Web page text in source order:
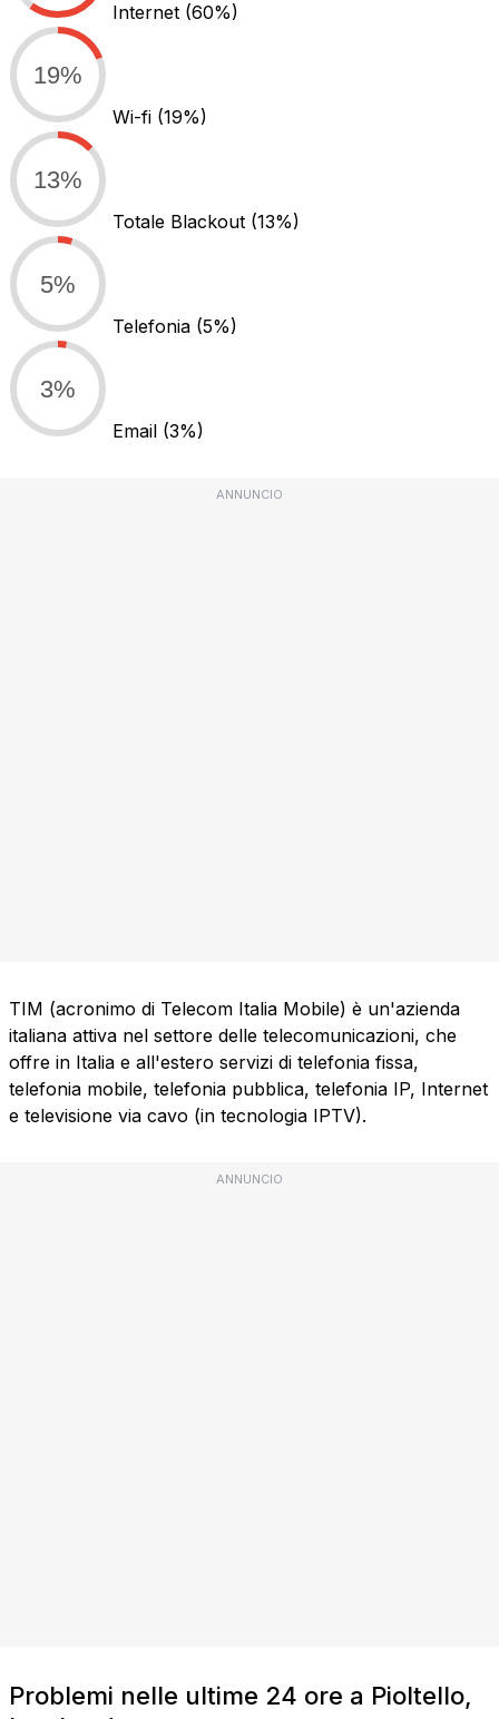
Internet (60%)
19%
Wi-fi (19%)
13%
Totale Blackout (13%)
5%
Telefonia (5%)
3%
Email (3%)
ANNUNCIO
TIM (acronimo di Telecom Italia Mobile) è un'azienda
italiana attiva nel settore delle telecomunicazioni, che
offre in Italia e all'estero servizi di telefonia fissa,
telefonia mobile, telefonia pubblica, telefonia IP, Internet
e televisione via cavo (in tecnologia IPTV).
ANNUNCIO
Problemi nelle ultime 24 ore a Pioltello,